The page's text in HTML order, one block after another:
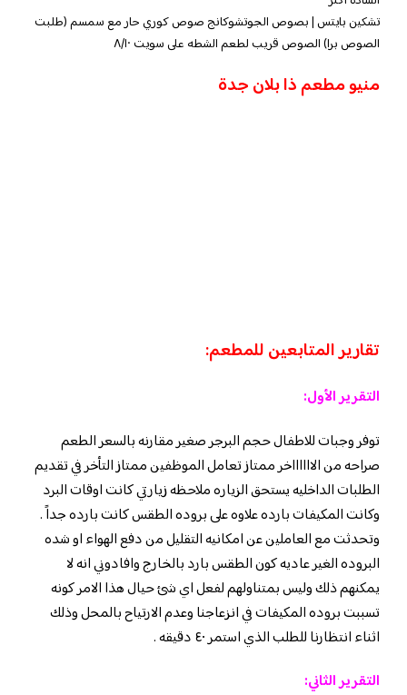
تشكين بايتس | بصوص الجوتشوكانج صوص كوري حار مع سمسم (طلبت
الصوص برا) الصوص قريب لطعم الشطه على سويت ٨/١٠
منيو مطعم ذا بلان جدة
تقارير المتابعين للمطعم:
التقرير الأول:
توفر وجبات للاطفال حجم البرجر صغير مقارنه بالسعر الطعم
صراحه من الااااااخر ممتاز تعامل الموظفين ممتاز التأخر في تقديم
الطلبات الداخليه يستحق الزياره ملاحظه زيارتي كانت اوقات البرد
وكانت المكيفات بارده علاوه على بروده الطقس كانت بارده جداً .
وتحدثت مع العاملين عن امكانيه التقليل من دفع الهواء او شده
البروده الغير عاديه كون الطقس بارد بالخارج وافادوني انه لا
يمكنهم ذلك وليس بمتناولهم لفعل اي شئ حيال هذا الامر كونه
تسببت بروده المكيفات في انزعاجنا وعدم الارتياح بالمحل وذلك
اثناء انتظارنا للطلب الذي استمر ٤٠ دقيقه .
التقرير الثاني: